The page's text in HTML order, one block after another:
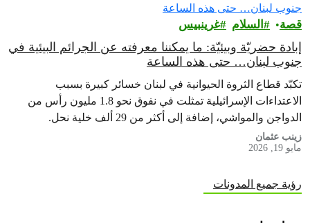
قصة السلام غرينبيس‎
إبادة حضريّة وبيئيّة: ما يمكننا معرفته عن الجرائم البيئية في
جنوب لبنان… حتى هذه الساعة
تكبّد قطاع الثروة الحيوانية في لبنان خسائر كبيرة بسبب
الاعتداءات الإسرائيلية تمثلت في نفوق نحو 1.8 مليون رأس من
الدواجن والمواشي، إضافة إلى أكثر من 29 ألف خلية نحل.
زينب عثمان
مايو 19, 2026
رؤية جميع المدونات